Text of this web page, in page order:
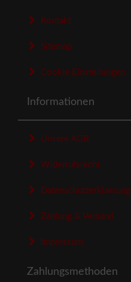
Kontakt
Sitemap
Cookie Einstellungen
Informationen
Unsere AGB
Widerrufsrecht
Datenschutzerklaerung
Zahlung & Versand
Impressum
Zahlungsmethoden